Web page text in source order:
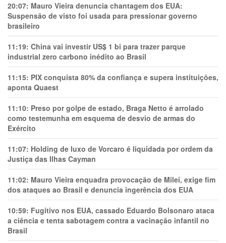
20:07: Mauro Vieira denuncia chantagem dos EUA:
Suspensão de visto foi usada para pressionar governo
brasileiro
11:19: China vai investir US$ 1 bi para trazer parque
industrial zero carbono inédito ao Brasil
11:15: PIX conquista 80% da confiança e supera instituições,
aponta Quaest
11:10: Preso por golpe de estado, Braga Netto é arrolado
como testemunha em esquema de desvio de armas do
Exército
11:07: Holding de luxo de Vorcaro é liquidada por ordem da
Justiça das Ilhas Cayman
11:02: Mauro Vieira enquadra provocação de Milei, exige fim
dos ataques ao Brasil e denuncia ingerência dos EUA
10:59: Fugitivo nos EUA, cassado Eduardo Bolsonaro ataca
a ciência e tenta sabotagem contra a vacinação infantil no
Brasil